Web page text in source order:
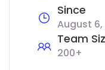
Since
August 6,
Team
200+